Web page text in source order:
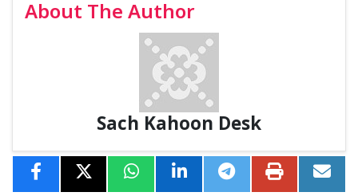
About The Author
Sach Kahoon Desk